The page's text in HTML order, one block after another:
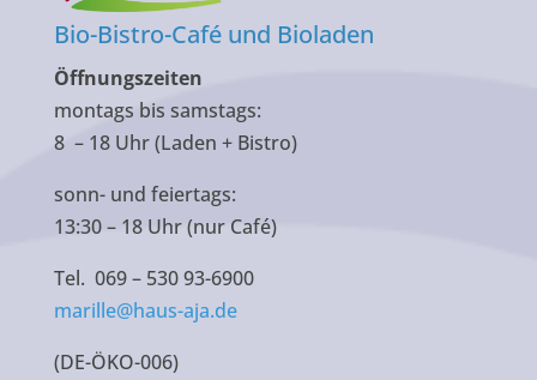
Bio-Bistro-Café und Bioladen
Öffnungszeiten
montags bis samstags:
8 – 18 Uhr (Laden + Bistro)
sonn- und feiertags:
13:30 – 18 Uhr (nur Café)
Tel. 069 – 530 93-6900
marille@haus-aja.de
(DE-ÖKO-006)